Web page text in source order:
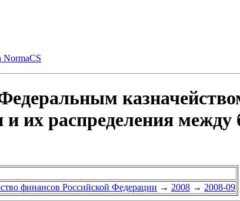
NormaCS
их распределения
финансов Российской Федерации → 2008 → 2008-09